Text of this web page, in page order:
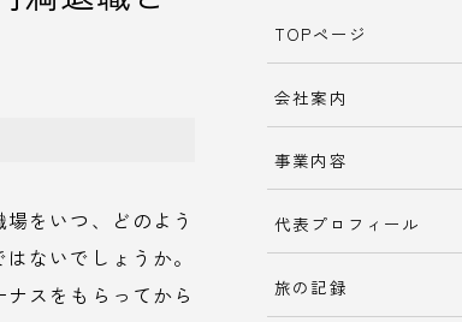
をいつ、どのよう
ないでしょうか。
スをもらってから
TOPページ
会社案内
事業内容
代表プロフィール
旅の記録